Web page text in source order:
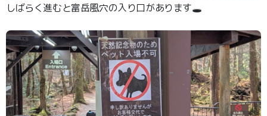
しばらく進むと富岳風穴の入り口があります🕳️